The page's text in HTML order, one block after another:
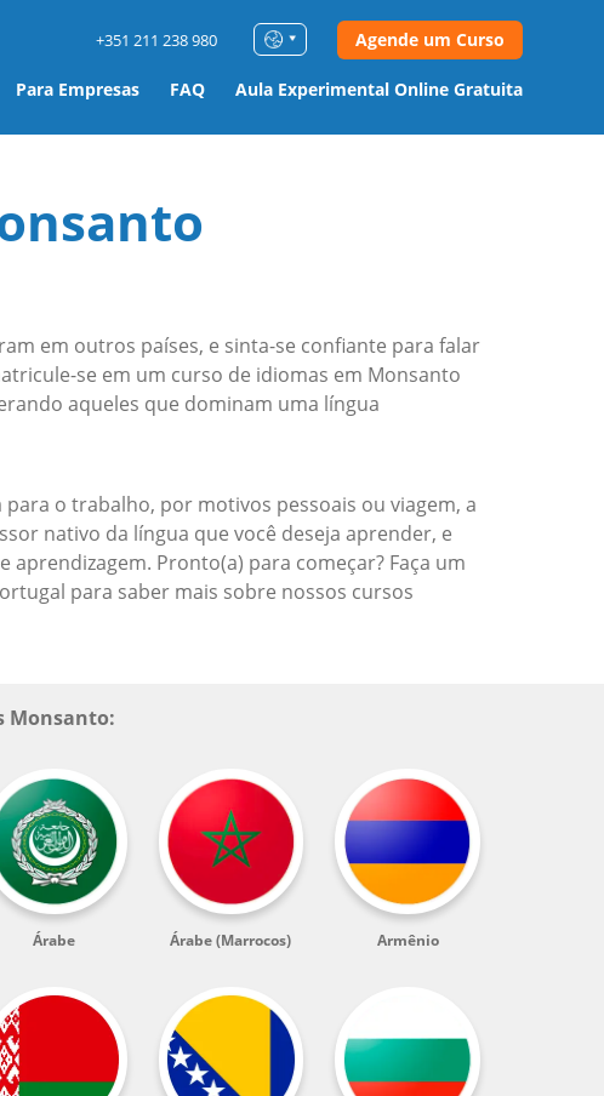
Para Empresas FAQ Aula Experimental Online Gratuita
+351 211 238 980 Agende um Curso
em outros países, e sinta-se confiante para falar
se em um curso de idiomas em Monsanto
aqueles que dominam uma língua
o trabalho, por motivos pessoais ou viagem, a
nativo da língua que você deseja aprender, e
Pronto(a) para começar? Faça um
para saber mais sobre nossos cursos
Monsanto:
Árabe Árabe (Marrocos) Armênio